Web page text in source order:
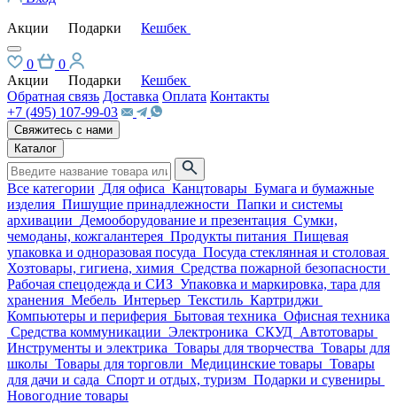
Акции
Подарки Кешбек
0
0
Акции
Подарки
Кешбек
Обратная связь Доставка Оплата Контакты
+7 (495) 107-99-03
Свяжитесь с нами
Каталог
Все категории Для офиса Канцтовары Бумага и бумажные
изделия Пишущие принадлежности Папки и системы
архивации Демооборудование и презентация Сумки,
чемоданы, кожгалантерея Продукты питания Пищевая
упаковка и одноразовая посуда Посуда стеклянная и столовая
Хозтовары, гигиена, химия Средства пожарной безопасности
Рабочая спецодежда и СИЗ Упаковка и маркировка, тара для
хранения Мебель Интерьер Текстиль Картриджи
Компьютеры и периферия Бытовая техника Офисная техника
Средства коммуникации Электроника СКУД Автотовары
Инструменты и электрика Товары для творчества Товары для
школы Товары для торговли Медицинские товары Товары
для дачи и сада Спорт и отдых, туризм Подарки и сувениры
Новогодние товары